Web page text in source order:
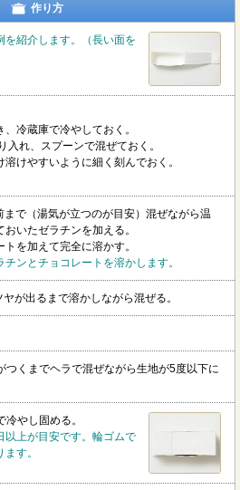
作り方
紹介します。（長い面を
冷蔵庫で冷やしておく。
入れ、スプーンで混ぜておく。
けやすいように細く刻んでおく。
で（湯気が立つのが目安）混ぜながら温
いたゼラチンを加える。
を加えて完全に溶かす。
ンとチョコレートを溶かします。
が出るまで溶かしながら混ぜる。
つくまでヘラで混ぜながら生地が5度以下に
やし固める。
上が目安です。輪ゴムで
す。